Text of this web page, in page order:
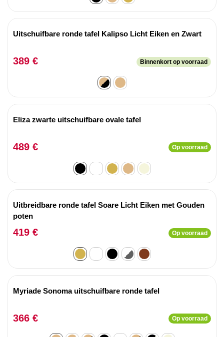
Uitschuifbare ronde tafel Kalipso Licht Eiken en Zwart
389 € Binnenkort op voorraad
Eliza zwarte uitschuifbare ovale tafel
489 € Op voorraad
Uitbreidbare ronde tafel Soare Licht Eiken met Gouden
poten
419 € Op voorraad
Myriade Sonoma uitschuifbare ronde tafel
366 € Op voorraad